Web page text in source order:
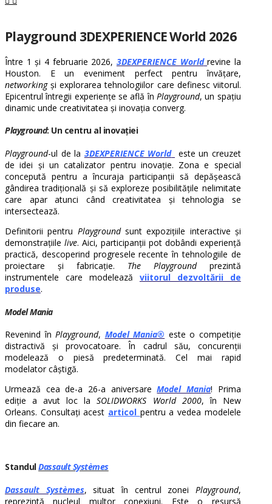
Playground 3DEXPERIENCE World 2026
Între 1 și 4 februarie 2026, 3DEXPERIENCE World revine la
Houston. E un eveniment perfect pentru învățare,
networkingși explorarea tehnologiilor care definesc viitorul.
Epicentrul întregii experiențe se află înPlayground, un spațiu
dinamic unde creativitatea și inovația converg.
Playground: Un centru al inovației
Playground-ul de la 3DEXPERIENCE World
este un creuzet
de idei și un catalizator pentru inovație. Zona e special
concepută pentru a încuraja participanții să depășească
gândirea tradițională și să exploreze posibilitățile nelimitate
care apar atunci când creativitatea și tehnologia se
intersectează.
Definitorii pentru Playgroundsunt expozițiile interactive și
demonstrațiile live. Aici, participanții pot dobândi experiență
practică, descoperind progresele recente în tehnologiile de
proiectare și fabricație. The Playgroundprezintă
instrumentele care modelează viitorul dezvoltării de
produse.
Model Mania
Revenind înPlayground, Model Mania® este o competiție
distractivă și provocatoare. În cadrul său, concurenții
modelează o piesă predeterminată. Cel mai rapid
modelator câștigă.
Urmează cea de-a 26-a aniversareModel Mania! Prima
ediție a avut loc laSOLIDWORKS World 2000, în New
Orleans. Consultați acest articol pentru a vedea modelele
din fiecare an.
StandulDassault Systèmes
Dassault Systèmes, situat în centrul zonei Playground,
reprezintă nucleul multor conexiuni. Este o resursă